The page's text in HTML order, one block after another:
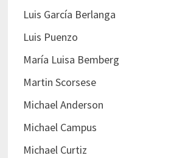
Luis García Berlanga
Luis Puenzo
María Luisa Bemberg
Martin Scorsese
Michael Anderson
Michael Campus
Michael Curtiz